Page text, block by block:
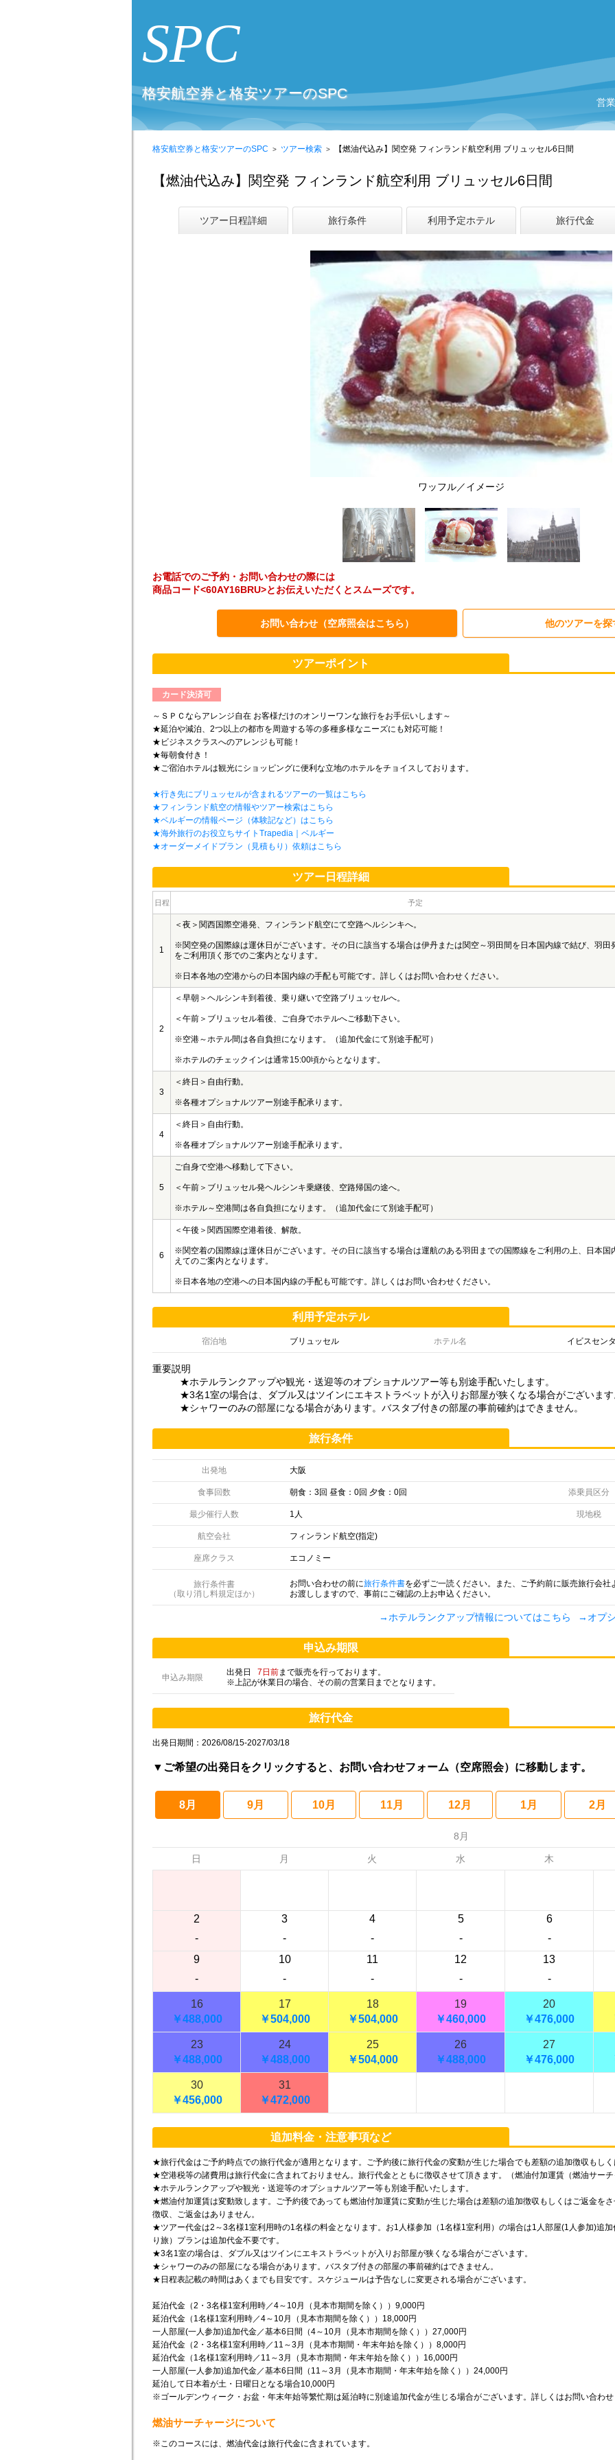
SPC
格安航空券と格安ツアーのSPC
営
格安航空券と格安ツアーのSPC ツアー検索 【燃油代込み】関空発 フィンランド航空利用 ブリュッセル6日間
【燃油代込み】関空発 フィンランド航空利用 ブリュッセル6日間
ツアー日程詳細 旅行条件 利用予定ホテル 旅行代金
ワッフル／イメージ
お電話でのご予約・お問い合わせの際には
商品コード<60AY16BRU>とお伝えいただくとスムーズです。
お問い合わせ（空席照会はこちら） 他のツアーを探
ツアーポイント
カード決済可
～ＳＰＣならアレンジ自在 お客様だけのオンリーワンな旅行をお手伝いします～
★延泊や減泊、2つ以上の都市を周遊する等の多種多様なニーズにも対応可能！
★ビジネスクラスへのアレンジも可能！
★毎朝食付き！
★ご宿泊ホテルは観光にショッピングに便利な立地のホテルをチョイスしております。
★行き先にブリュッセルが含まれるツアーの一覧はこちら
★フィンランド航空の情報やツアー検索はこちら
★ベルギーの情報ページ（体験記など）はこちら
★海外旅行のお役立ちサイトTrapedia｜ベルギー
★オーダーメイドプラン（見積もり）依頼はこちら
ツアー日程詳細
日程 予定
1
＜夜＞関西国際空港発、フィンランド航空にて空路ヘルシンキへ。
※関空発の国際線は運休日がございます。その日に該当する場合は伊丹または関空～羽田間を日本国内線で結び、羽田
をご利用頂く形でのご案内となります。
※日本各地の空港からの日本国内線の手配も可能です。詳しくはお問い合わせください。
2
＜早朝＞ヘルシンキ到着後、乗り継いで空路ブリュッセルへ。
＜午前＞ブリュッセル着後、ご自身でホテルへご移動下さい。
※空港～ホテル間は各自負担になります。（追加代金にて別途手配可）
※ホテルのチェックインは通常15:00頃からとなります。
3
＜終日＞自由行動。
※各種オプショナルツアー別途手配承ります。
4
＜終日＞自由行動。
※各種オプショナルツアー別途手配承ります。
5
ご自身で空港へ移動して下さい。
＜午前＞ブリュッセル発ヘルシンキ乗継後、空路帰国の途へ。
※ホテル～空港間は各自負担になります。（追加代金にて別途手配可）
6
＜午後＞関西国際空港着後、解散。
※関空着の国際線は運休日がございます。その日に該当する場合は運航のある羽田までの国際線をご利用の上、日本国
えてのご案内となります。
※日本各地の空港への日本国内線の手配も可能です。詳しくはお問い合わせください。
利用予定ホテル
宿泊地 ブリュッセル ホテル名 イビスセン
重要説明
★ホテルランクアップや観光・送迎等のオプショナルツアー等も別途手配いたします。
★3名1室の場合は、ダブル又はツインにエキストラベットが入りお部屋が狭くなる場合がございます
★シャワーのみの部屋になる場合があります。バスタブ付きの部屋の事前確約はできません。
旅行条件
出発地 大阪
食事回数 朝食：3回 昼食：0回 夕食：0回 添乗員区分
最少催行人数 1人 現地税
航空会社 フィンランド航空(指定)
座席クラス エコノミー
旅行条件書
（取り消し料規定ほか）
お問い合わせの前に旅行条件書を必ずご一読ください。また、ご予約前に販売旅行会
お渡ししますので、事前にご確認の上お申込ください。
→ホテルランクアップ情報についてはこちら →オプ
申込み期限
申込み期限
出発日 7日前まで販売を行っております。
※上記が休業日の場合、その前の営業日までとなります。
旅行代金
出発日期間：2026/08/15-2027/03/18
▼ご希望の出発日をクリックすると、お問い合わせフォーム（空席照会）に移動します。
8月 9月 10月 11月 12月 1月 2月
8月
日 月 火 水 木
2
-
3
-
4
-
5
-
6
-
9
-
10
-
11
-
12
-
13
-
16
￥488,000
17
￥504,000
18
￥504,000
19
￥460,000
20
￥476,000
23
￥488,000
24
￥488,000
25
￥504,000
26
￥488,000
27
￥476,000
30
￥456,000
31
￥472,000
追加料金・注意事項など
★旅行代金はご予約時点での旅行代金が適用となります。ご予約後に旅行代金の変動が生じた場合でも差額の追加徴収もしく
★空港税等の諸費用は旅行代金に含まれておりません。旅行代金とともに徴収させて頂きます。（燃油付加運賃（燃油サーチ
★ホテルランクアップや観光・送迎等のオプショナルツアー等も別途手配いたします。
★燃油付加運賃は変動致します。ご予約後であっても燃油付加運賃に変動が生じた場合は差額の追加徴収もしくはご返金を
徴収、ご返金はありません。
★ツアー代金は2～3名様1室利用時の1名様の料金となります。お1人様参加（1名様1室利用）の場合は1人部屋(1人参加)追
り旅）プランは追加代金不要です。
★3名1室の場合は、ダブル又はツインにエキストラベットが入りお部屋が狭くなる場合がございます。
★シャワーのみの部屋になる場合があります。バスタブ付きの部屋の事前確約はできません。
★日程表記載の時間はあくまでも目安です。スケジュールは予告なしに変更される場合がございます。
延泊代金（2・3名様1室利用時／4～10月（見本市期間を除く））9,000円
延泊代金（1名様1室利用時／4～10月（見本市期間を除く））18,000円
一人部屋(一人参加)追加代金／基本6日間（4～10月（見本市期間を除く））27,000円
延泊代金（2・3名様1室利用時／11～3月（見本市期間・年末年始を除く））8,000円
延泊代金（1名様1室利用時／11～3月（見本市期間・年末年始を除く））16,000円
一人部屋(一人参加)追加代金／基本6日間（11～3月（見本市期間・年末年始を除く））24,000円
延泊して日本着が土・日曜日となる場合10,000円
※ゴールデンウィーク・お盆・年末年始等繁忙期は延泊時に別途追加代金が生じる場合がございます。詳しくはお問い合わせ
燃油サーチャージについて
※このコースには、燃油代金は旅行代金に含まれています。